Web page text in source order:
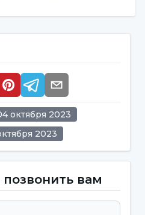
зубов или приеме
Возможно воспаление
обычно
область полости
кровотечение
при чистке
октября 2023
2023
вам